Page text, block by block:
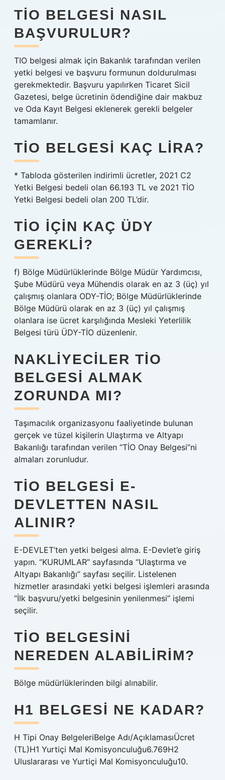
TIO BELGESI NASIL
BAŞVURULUR?
TIO belgesi almak için Bakanlık tarafından verilen
yetki belgesi ve başvuru formunun doldurulması
gerekmektedir. Başvuru yapılırken Ticaret Sicil
Gazetesi, belge ücretinin ödendiğine dair makbuz
ve Oda Kayıt Belgesi eklenerek gerekli belgeler
tamamlanır.
TIO BELGESI KAÇ LIRA?
* Tabloda gösterilen indirimli ücretler, 2021 C2
Yetki Belgesi bedeli olan 66.193 TL ve 2021 TİO
Yetki Belgesi bedeli olan 200 TL’dir.
TIO IÇIN KAÇ ÜDY
GEREKLI?
f) Bölge Müdürlüklerinde Bölge Müdür Yardımcısı,
Şube Müdürü veya Mühendis olarak en az 3 (üç) yıl
çalışmış olanlara ODY-TİO; Bölge Müdürlüklerinde
Bölge Müdürü olarak en az 3 (üç) yıl çalışmış
olanlara ise ücret karşılığında Mesleki Yeterlilik
Belgesi türü ÜDY-TİO düzenlenir.
NAKLIYECILER TIO
BELGESI ALMAK
ZORUNDA MI?
Taşımacılık organizasyonu faaliyetinde bulunan
gerçek ve tüzel kişilerin Ulaştırma ve Altyapı
Bakanlığı tarafından verilen “TİO Onay Belgesi”ni
almaları zorunludur.
TIO BELGESI E-
DEVLETTEN NASIL
ALINIR?
E-DEVLET’ten yetki belgesi alma. E-Devlet’e giriş
yapın. “KURUMLAR” sayfasında “Ulaştırma ve
Altyapı Bakanlığı” sayfası seçilir. Listelenen
hizmetler arasındaki yetki belgesi işlemleri arasında
“İlk başvuru/yetki belgesinin yenilenmesi” işlemi
seçilir.
TIO BELGESINI
NEREDEN ALABILIRIM?
Bölge müdürlüklerinden bilgi alınabilir.
H1 BELGESI NE KADAR?
H Tipi Onay BelgeleriBelge Adı/AçıklamasıÜcret
(TL)H1 Yurtiçi Mal Komisyonculuğu6.769H2
Uluslararası ve Yurtiçi Mal Komisyonculuğu10.